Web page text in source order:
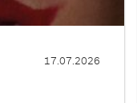
17.07.2026